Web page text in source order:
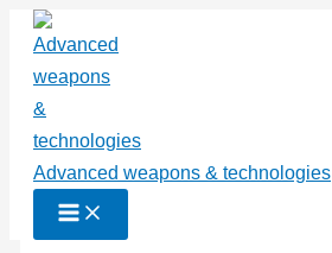
Перейти
содержимому
Advanced weapons & technologies